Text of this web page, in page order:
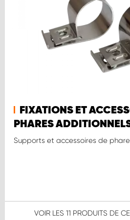
FIXATIONS ET
PHARES
Supports et accessoires de
VOIR LES 11 PRODUITS DE